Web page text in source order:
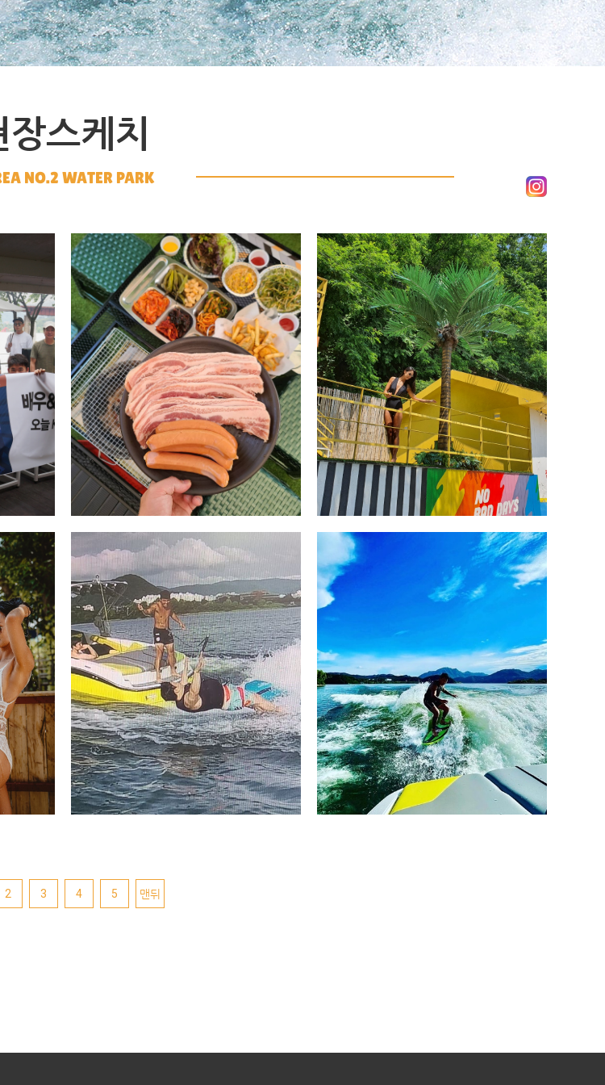
장스케치
NO.2 WATER PARK
2 3 4 5 맨뒤